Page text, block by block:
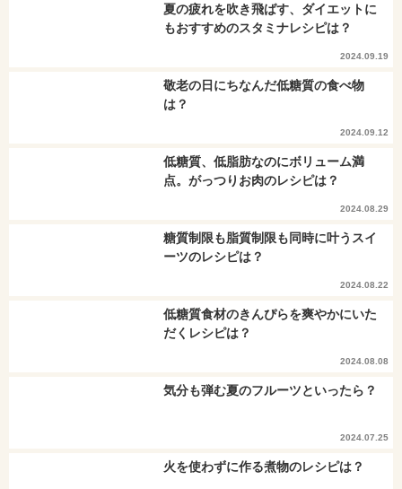
夏の疲れを吹き飛ばす、ダイエットに
もおすすめのスタミナレシピは？
2024.09.19
敬老の日にちなんだ低糖質の食べ物
は？
2024.09.12
低糖質、低脂肪なのにボリューム満
点。がっつりお肉のレシピは？
2024.08.29
糖質制限も脂質制限も同時に叶うスイ
ーツのレシピは？
2024.08.22
低糖質食材のきんぴらを爽やかにいた
だくレシピは？
2024.08.08
気分も弾む夏のフルーツといったら？
2024.07.25
火を使わずに作る煮物のレシピは？